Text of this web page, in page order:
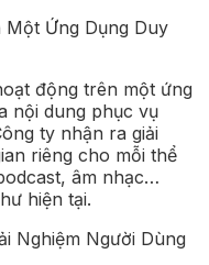
Ứng Dụng Duy
động trên một ứng
nội dung phục vụ
ty nhận ra giải
riêng cho mỗi thể
âm nhạc…
hiện tại.
Nghiệm Người Dùng